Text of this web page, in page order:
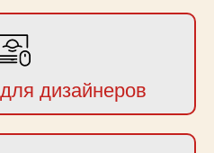
дизайнеров